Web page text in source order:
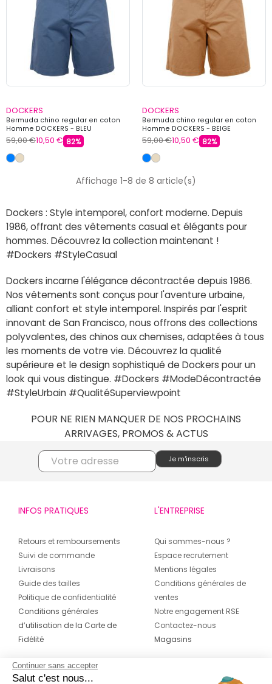
DOCKERS
Bermuda chino regular en coton
Homme DOCKERS - BLEU
59,00 €10,50 € 82%
DOCKERS
Bermuda chino regular en coton
Homme DOCKERS - BEIGE
59,00 €10,50 € 82%
Affichage 1-8 de 8 article(s)
Dockers : Style intemporel, confort moderne. Depuis
1986, offrant des vêtements casual et élégants pour
hommes. Découvrez la collection maintenant !
#Dockers #StyleCasual
Dockers incarne l'élégance décontractée depuis 1986.
Nos vêtements sont conçus pour l'aventure urbaine,
alliant confort et style intemporel. Inspirés par l'esprit
innovant de San Francisco, nous offrons des collections
polyvalentes, des chinos aux chemises, adaptées à tous
les moments de votre vie. Découvrez la qualité
supérieure et le design sophistiqué de Dockers pour un
look qui vous distingue. #Dockers #ModeDécontractée
#StyleUrbain #QualitéSuperviewpoint
POUR NE RIEN MANQUER DE NOS PROCHAINS
ARRIVAGES, PROMOS & ACTUS
INFOS PRATIQUES
Retours et remboursements
Suivi de commande
Livraisons
Guide des tailles
Politique de confidentialité
Conditions générales
d’utilisation de la Carte de
Fidélité
L'ENTREPRISE
Qui sommes-nous ?
Espace recrutement
Mentions légales
Conditions générales de
ventes
Notre engagement RSE
Contactez-nous
Magasins
CONTACT
Continuer sans accepter
Salut c'est nous...